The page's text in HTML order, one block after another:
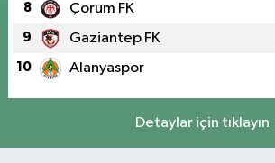
8 Çorum FK
9 Gaziantep FK
10 Alanyaspor
Detaylar için tıklayın